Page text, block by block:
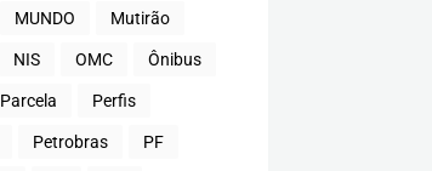
MUNDO Mutirão
NIS OMC Ônibus
Parcela Perfis
Petrobras PF